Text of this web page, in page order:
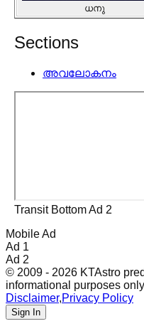
ധനു
Sections
അവലോകനം
Transit Bottom Ad 2
Mobile Ad
Ad 1
Ad 2
© 2009 - 2026 KTAstro
informational purposes
Disclaimer,Privacy Policy
Sign In